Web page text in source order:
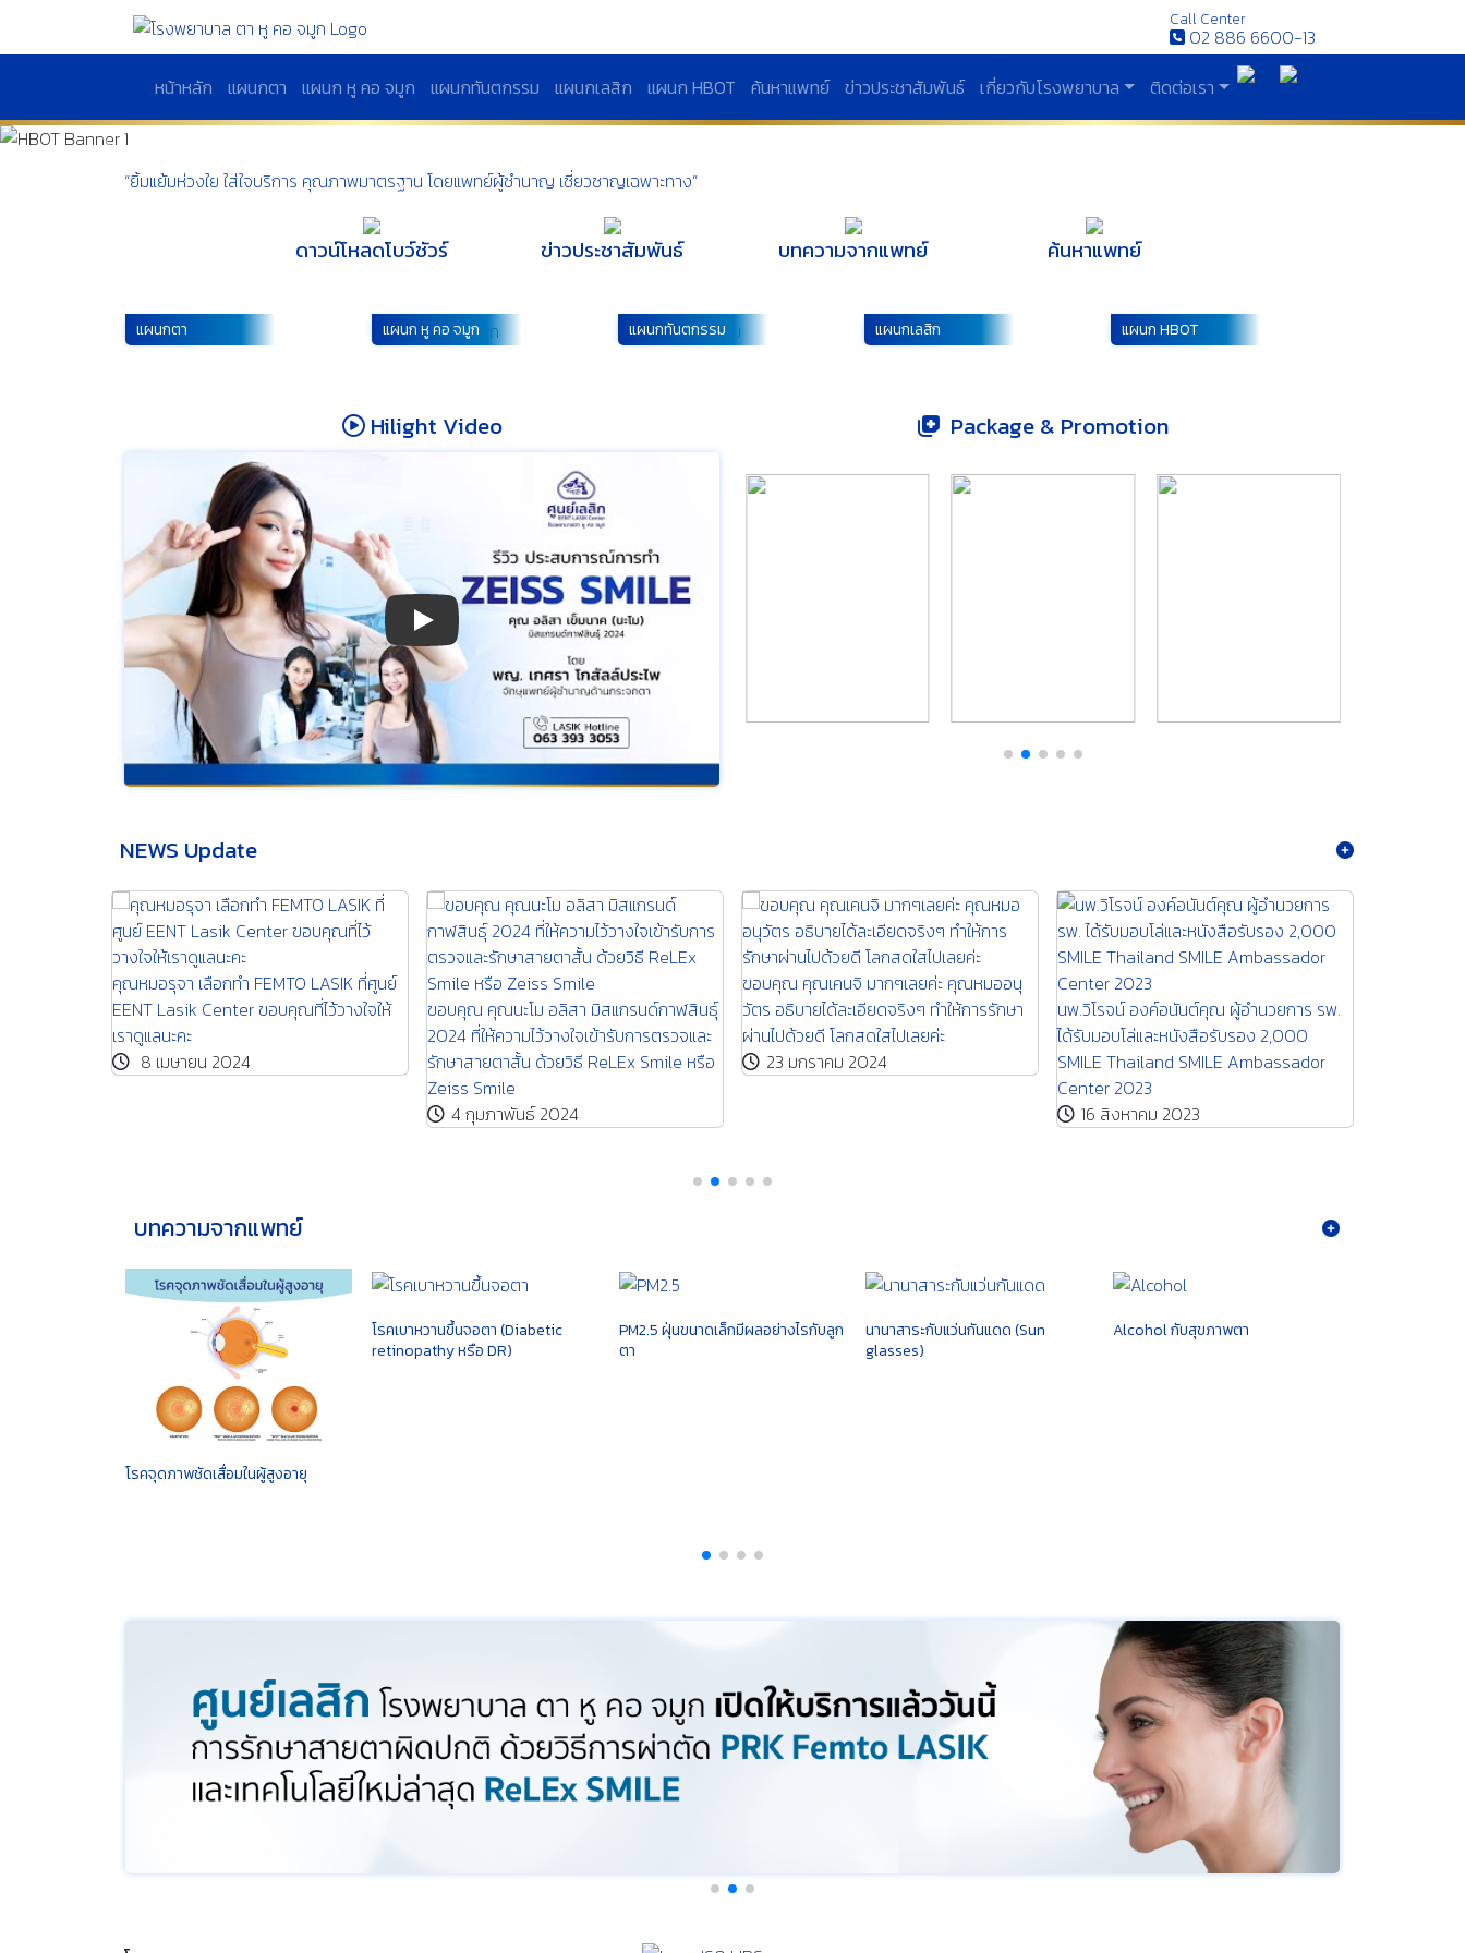
Call Center
02 886 6600-13
หน้าหลัก
แผนกตา แผนก หู คอ จมูก แผนกทันตกรรม แผนกเลสิก แผนก HBOT ค้นหาแพทย์ ข่าวประชาสัมพันธ์ เกี่ยวกับโรงพยาบาล ติดต่อเรา
Previous
“ยิ้มแย้มห่วงใย ใส่ใจบริการ คุณภาพมาตรฐาน โดยแพทย์ผู้ชำนาญ เชี่ยวชาญเฉพาะทาง”
ดาวน์โหลดโบว์ชัวร์ ข่าวประชาสัมพันธ์ บทความจากแพทย์ ค้นหาแพทย์
แผนกตา แผนก หู คอ จมูก แผนกทันตกรรม แผนกเลสิก แผนก HBOT
Hilight Video
รีวิว ประสบการณ์การทำ ZEISS SMILE
Package & Promotion
NEWS Update
หาหมอรักษาอาการจอประสาทตาฉีกขาด โรค
ร้ายที่เป็นกันได้ทุกตน
22 ตุลาคม 2025
คุณหมอรุจา เลือกทำ FEMTO LASIK ที่ศูนย์
EENT Lasik Center ขอบคุณที่ไว้วางใจให้
เราดูแลนะคะ
8 เมษายน 2024
ขอบคุณ คุณนะโม อลิสา มิสแกรนด์กาฬสินธุ์
2024 ที่ให้ความไว้วางใจเข้ารับการตรวจและ
รักษาสายตาสั้น ด้วยวิธี ReLEx Smile หรือ
ขอบคุณ คุณเคนจิ มากๆเลยค่ะ คุณหมออนุ
วัตร อธิบายได้ละเอียดจริงๆ ทำให้การรักษา
ผ่านไปด้วยดี โลกสดใสไปเลยค่ะ
23 มกราคม 2024
บทความจากแพทย์
โรคจุดภาพชัดเสื่อมในผู้สูงอายุ
โรคเบาหวานขึ้นจอตา (Diabetic
retinopathy หรือ DR)
PM2.5 ฝุ่นขนาดเล็กมีผลอย่างไรกับลูก
ตา
นานาสาระกับแว่นกันแดด (Sun
glasses)
Alcohol กับสุขภาพตา